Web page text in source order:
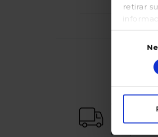
retirar
en
envío
(excepto